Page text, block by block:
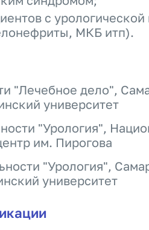
с урологической
МКБ итп).
"Лечебное дело",
университет
"Урология",
им. Пирогова
"Урология",
университет